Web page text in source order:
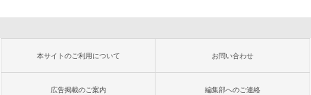
本サイトのご利用について お問い合わせ
広告掲載のご案内 編集部へのご連絡